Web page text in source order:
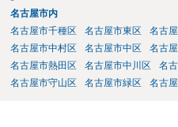
名古屋市内
名古屋市千種区
名古屋市東区 名古
名古屋市中村区
名古屋市中区 名古
名古屋市熱田区
名古屋市中川区 名
名古屋市守山区
名古屋市緑区 名古